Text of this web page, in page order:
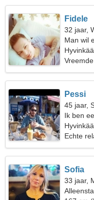
Fidele
32 jaar,
Man wil
Hyvinkää
Pessi
45 jaar,
Ik ben
Echte
Sofia
33 jaar,